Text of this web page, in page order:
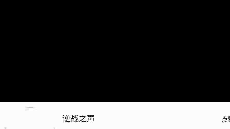
逆战之声 点